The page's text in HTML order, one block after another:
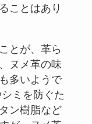
ことはあり
とが、革ら
ヌメ革の味
多いようで
ミを防ぐた
ン樹脂など